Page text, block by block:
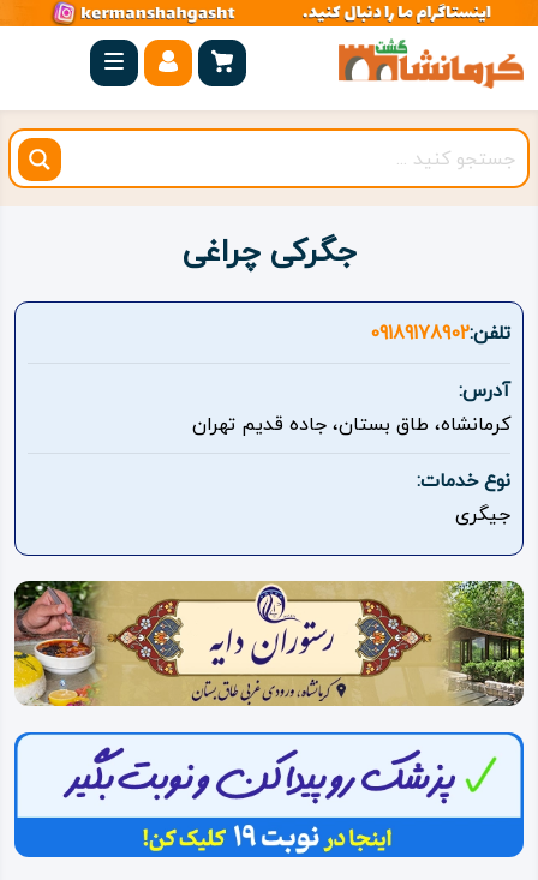
صفحه
اصلی
کرمانشاه
شهرستان
بیستون
روستاهای
هدف
اقامتگاه
ویژه
ویدئو
درباره
ما
جگرکی چراغی
تلفن:09189178902
آدرس:
کرمانشاه، طاق بستان، جاده قدیم تهران
نوع خدمات:
جیگری